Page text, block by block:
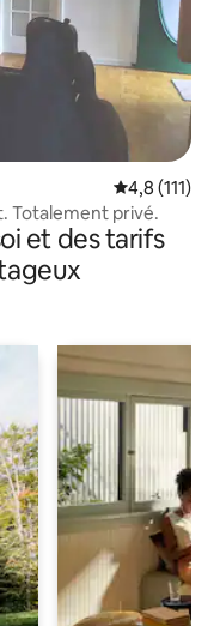
Évaluation
4,8 (111)
Totalement privé.
et des tarifs